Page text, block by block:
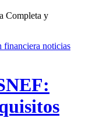
Completa y
financiera noticias